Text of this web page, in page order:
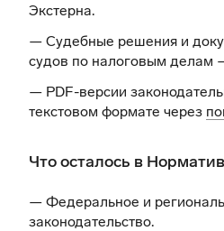
Экстерна.
— Судебные решения и
судов по налоговым делам
— PDF-версии
текстовом формате через
Что осталось в
— Федеральное и
законодательство.